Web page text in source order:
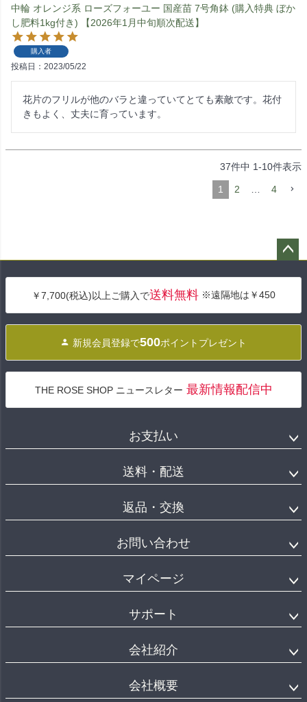
中輪 オレンジ系 ローズフォーユー 国産苗 7号角鉢 (購入特典 ぼか
し肥料1kg付き) 【2026年1月中旬順次配送】
購入者
投稿日 2023/05/22
花片のフリルが他のバラと違っていてとても素敵です。花付
きもよく、丈夫に育っています。
37件中 1-10件表示
1 2 4
へ
￥7,700(税込)以上ご購入で送料無料 ※遠隔地は￥450
新規会員登録で500ポイントプレゼント
THE ROSE SHOP ニュースレター 最新情報配信中
お支払い
送料・配送
返品・交換
お問い合わせ
マイページ
サポート
会社紹介
会社概要